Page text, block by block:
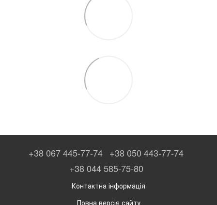
+38 067 445-77-74 +38 050 443-77-74
+38 044 585-75-80
Контактна інформація
Повна версія сайту